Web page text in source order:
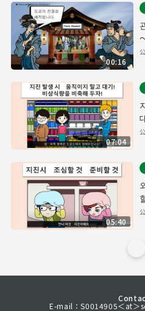
00:16
07:04
05:40
E-mail：S0014905＜at